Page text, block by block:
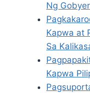
Ng
Kapwa at
Sa
Kapwa